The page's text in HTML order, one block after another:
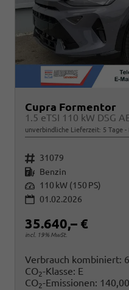
Cupra Formentor
unverbindliche Lieferzeit: 5 Tage
Fahrzeugnr. 31079
Kraftstoff Benzin
Leistung 110 kW (150 PS)
01.02.2026
35.640,– €
incl. 19% MwSt.
Verbrauch kombiniert:
CO2-Klasse: E
CO2-Emissionen: